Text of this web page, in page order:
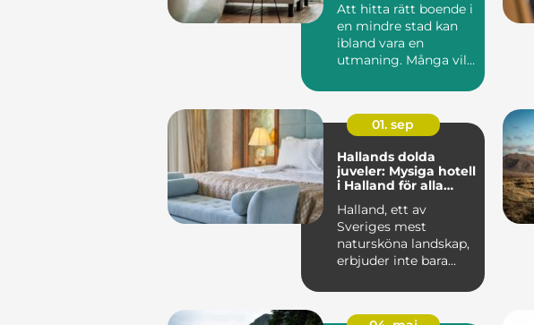
Att hitta rätt boende i
en mindre stad kan
ibland vara en
utmaning. Många vill
01. sep
Hallands dolda
juveler: Mysiga hotell
i Halland för alla
Halland, ett av
Sveriges mest
natursköna landskap,
erbjuder inte bara